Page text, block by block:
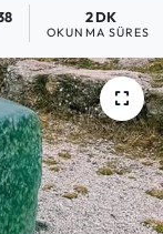
2 DK
OKUNMA SÜRESI